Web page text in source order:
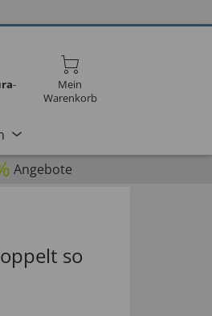
-
Mein
Warenkorb
Angebote
so